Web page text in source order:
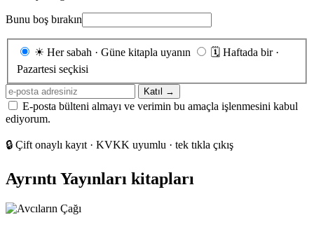
Bunu boş bırakın
Gönderim
☀ Her sabah · Güne kitapla uyanın 🗓 Haftada bir ·
Pazartesi seçkisi
E-
posta
adresiniz
Katıl →
E-posta bülteni almayı ve verimin bu amaçla işlenmesini kabul
ediyorum.
🔒 Çift onaylı kayıt · KVKK uyumlu · tek tıkla çıkış
Ayrıntı Yayınları kitapları